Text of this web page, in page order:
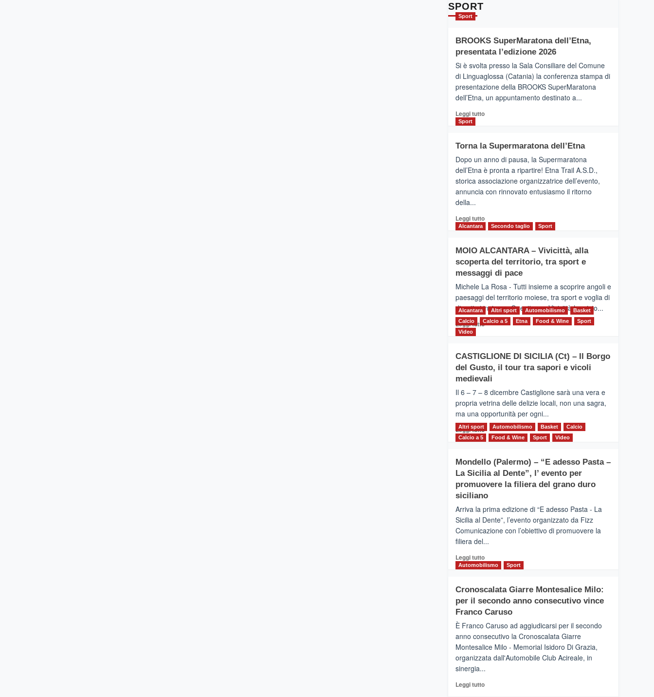
con
la
Al
via
i
collegamenti
SPORT
Sport
BROOKS SuperMaratona dell’Etna,
presentata l’edizione 2026
Si è svolta presso la Sala Consiliare del Comune
di Linguaglossa (Catania) la conferenza stampa di
presentazione della BROOKS SuperMaratona
dell’Etna, un appuntamento destinato a...
Leggi tuttoLeggi
BROOKS
SuperMaratona
dell’Etna,
presentata
l’edizione
2026
Sport
Torna la Supermaratona dell’Etna
Dopo un anno di pausa, la Supermaratona
dell’Etna è pronta a ripartire! Etna Trail A.S.D.,
storica associazione organizzatrice dell’evento,
annuncia con rinnovato entusiasmo il ritorno
della...
Leggi tuttoLeggi
Torna
la
Supermaratona
Alcantara Secondo taglio Sport
MOIO ALCANTARA – Vivicittà, alla
scoperta del territorio, tra sport e
messaggi di pace
Michele La Rosa - Tutti insieme a scoprire angoli e
paesaggi del territorio moiese, tra sport e voglia di
divertirsi insieme. Quest'anno Vivicittà ha visto...
Leggi tuttoLeggi
MOIO
ALCANTARA
–
alla
scoperta
del
territorio,
tra
sport
messaggi
di
Alcantara Altri sport Automobilismo
Basket
Calcio
Calcio a 5 Etna Food & Wine
Sport
Video
CASTIGLIONE DI SICILIA (Ct) – Il Borgo
del Gusto, il tour tra sapori e vicoli
medievali
Il 6 – 7 – 8 dicembre Castiglione sarà una vera e
propria vetrina delle delizie locali, non una sagra,
ma una opportunità per ogni...
Leggi tuttoLeggi
CASTIGLIONE
DI
SICILIA
(Ct)
Il
Borgo
del
tour
tra
vicoli
medievali
Altri sport Automobilismo Basket
Calcio
Calcio a 5
Food & Wine Sport Video
Mondello (Palermo) – “E adesso Pasta –
La Sicilia al Dente”, l’ evento per
promuovere la filiera del grano duro
siciliano
Arriva la prima edizione di “E adesso Pasta - La
Sicilia al Dente”, l’evento organizzato da Fizz
Comunicazione con l’obiettivo di promuovere la
filiera del...
Leggi tuttoLeggi
di
Mondello
(Palermo)
–
adesso
Pasta
–
La
Dente”,
Automobilismo Sport
Cronoscalata Giarre Montesalice Milo:
per il secondo anno consecutivo vince
Franco Caruso
È Franco Caruso ad aggiudicarsi per il secondo
anno consecutivo la Cronoscalata Giarre
Montesalice Milo - Memorial Isidoro Di Grazia,
organizzata dall'Automobile Club Acireale, in
sinergia...
Leggi tuttoLeggi